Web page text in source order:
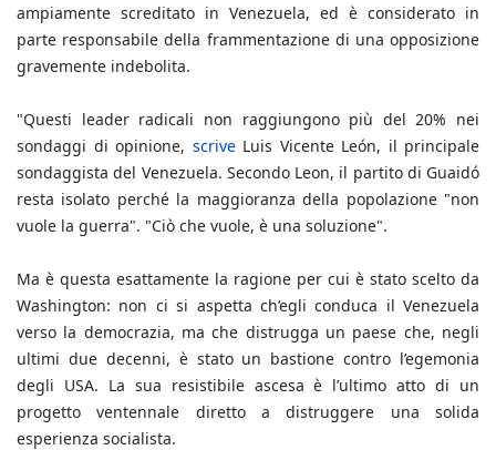
ampiamente screditato in Venezuela, ed è considerato in
parte responsabile della frammentazione di una opposizione
gravemente indebolita.
"Questi leader radicali non raggiungono più del 20% nei
sondaggi di opinione, scriveLuis Vicente León, il principale
sondaggista del Venezuela. Secondo Leon, il partito di Guaidó
resta isolato perché la maggioranza della popolazione "non
vuole la guerra". "Ciò che vuole, è una soluzione".
Ma è questa esattamente la ragione per cui è stato scelto da
Washington: non ci si aspetta ch’egli conduca il Venezuela
verso la democrazia, ma che distrugga un paese che, negli
ultimi due decenni, è stato un bastione contro l’egemonia
degli USA. La sua resistibile ascesa è l’ultimo atto di un
progetto ventennale diretto a distruggere una solida
esperienza socialista.